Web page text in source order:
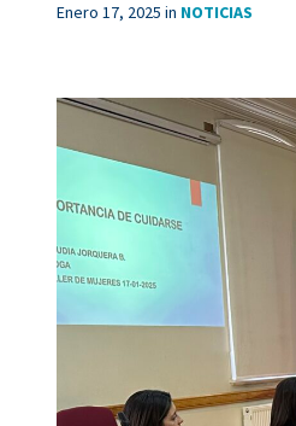
Enero 17, 2025 in NOTICIAS